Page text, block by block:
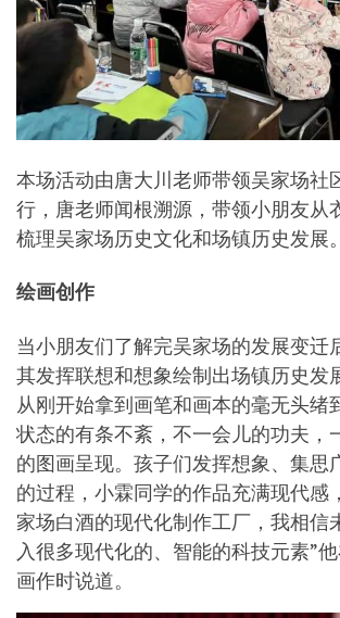
本场活动由唐大川老师带领吴家场社
行，唐老师闻根溯源，带领小朋友从
梳理吴家场历史文化和场镇历史发展。
绘画创作
当小朋友们了解完吴家场的发展变迁
其发挥联想和想象绘制出场镇历史发
从刚开始拿到画笔和画本的毫无头绪
状态的有条不紊，不一会儿的功夫，
的图画呈现。孩子们发挥想象、集思
的过程，小霖同学的作品充满现代感
家场白酒的现代化制作工厂，我相信
入很多现代化的、智能的科技元素”
画作时说道。